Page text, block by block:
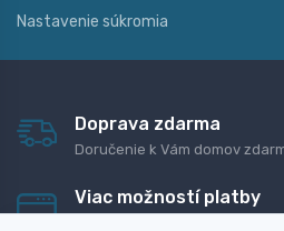
Nastavenie súkromia
Doprava zdarma
Doručenie k Vám domov
Viac možností platby